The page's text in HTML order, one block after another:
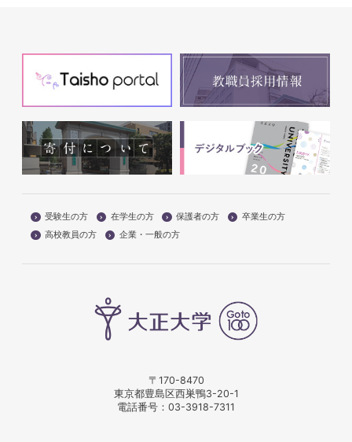
受験生の方 在学生の方 保護者の方
卒業生の方
高校教員の方
企業・一般の方
〒170-8470
東京都豊島区西巣鴨3-20-1
電話番号： 03-3918-7311